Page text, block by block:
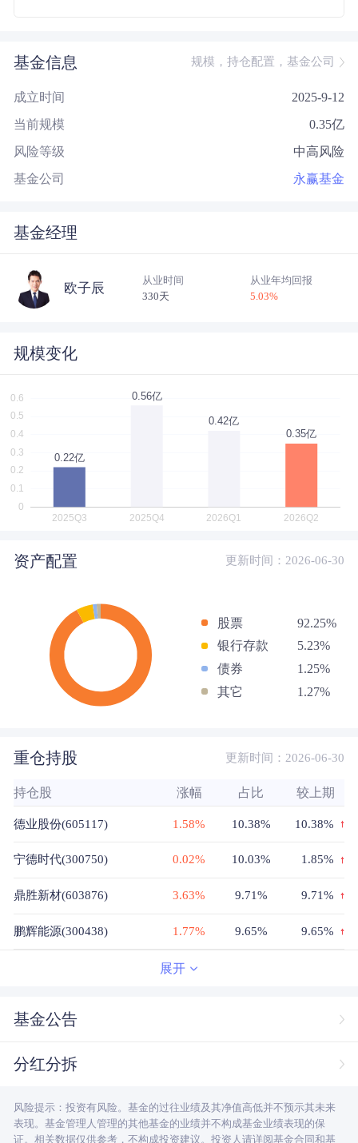
基金信息 规模，持仓配置，基金公司
成立时间 2025-9-12
当前规模 0.35亿
风险等级 中高风险
基金公司 永赢基金
基金经理
欧子辰
从业时间
330天
从业年均回报
5.03%
规模变化
资产配置 更新时间：2026-06-30
股票
92.25%
银行存款
5.23%
债券
1.25%
其它
1.27%
重仓持股 更新时间：2026-06-30
持仓股 涨幅 占比 较上期
德业股份(605117) 1.58% 10.38% 10.38%
宁德时代(300750) 0.02% 10.03% 1.85%
鼎胜新材(603876) 3.63% 9.71% 9.71%
鹏辉能源(300438) 1.77% 9.65% 9.65%
--%
海亮股份(002203)
海博思创(688411) 1.61% 6.33% 6.33%
展开
基金公告
分红分拆
风险提示：投资有风险。基金的过往业绩及其净值高低并不预示其未来
表现。基金管理人管理的其他基金的业绩并不构成基金业绩表现的保
证。相关数据仅供参考，不构成投资建议。投资人请详阅基金合同和基